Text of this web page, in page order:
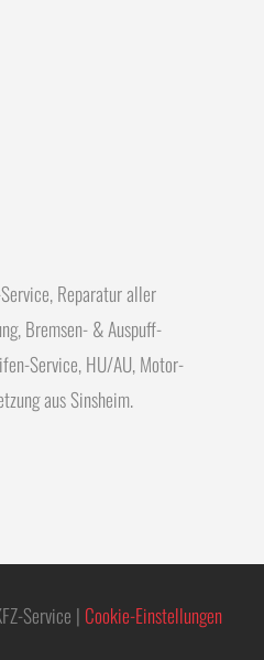
Reparatur aller
Bremsen- & Auspuff-
Service, HU/AU, Motor-
aus Sinsheim.
Service | Cookie-Einstellungen